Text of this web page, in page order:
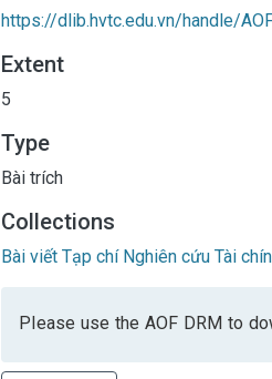
https://dlib.hvtc.edu.vn/handle/
Extent
5
Type
Bài trích
Collections
Bài viết Tạp chí Nghiên cứu Tài
Please use the AOF DRM to